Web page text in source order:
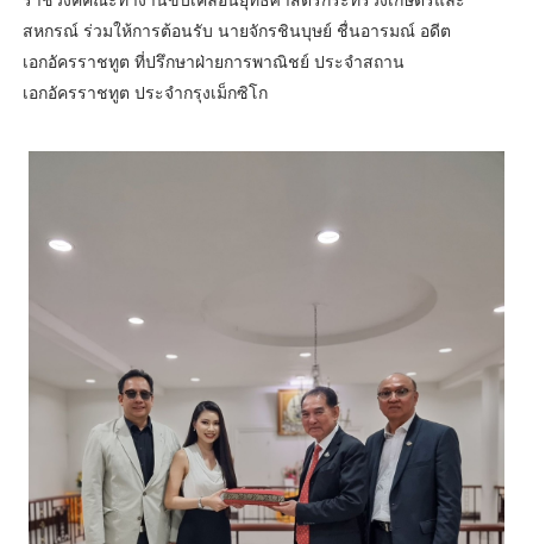
สหกรณ์ ร่วมให้การต้อนรับ นายจักรชินบุษย์ ชื่นอารมณ์ อดีต
เอกอัครราชทูต ที่ปรึกษาฝ่ายการพาณิชย์ ประจำสถาน
เอกอัครราชทูต ประจำกรุงเม็กซิโก